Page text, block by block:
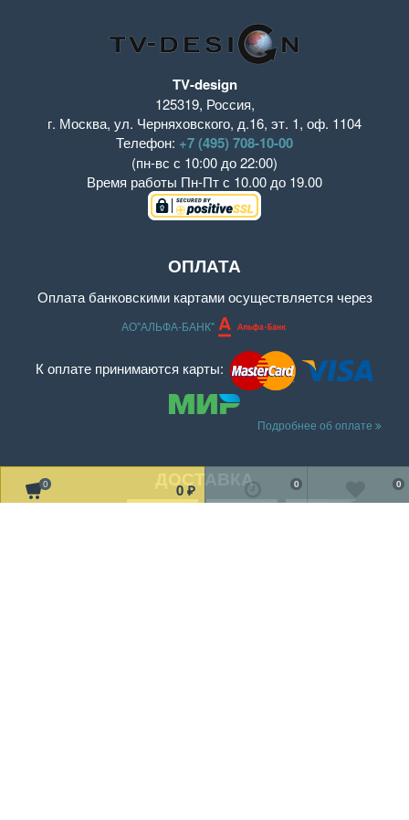
0 0 ₽
0
0
TV-design
125319, Россия,
г. Москва, ул. Черняховского, д.16, эт. 1, оф. 1104
Телефон: +7 (495) 708-10-00
(пн-вс с 10:00 до 22:00)
Время работы Пн-Пт с 10.00 до 19.00
ОПЛАТА
Оплата банковскими картами осуществляется через
АО"АЛЬФА-БАНК"
К оплате принимаются карты:
Подробнее об оплате
ДОСТАВКА